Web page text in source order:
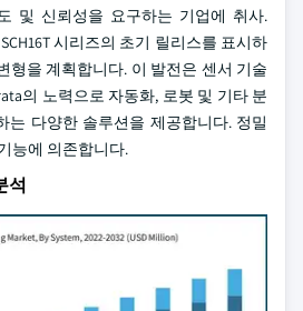
및 신뢰성을 요구하는 기업에 취사.
SCH16T 시리즈의 초기 릴리스를 표시하
형을 계획합니다. 이 발전은 센서 기술
의 노력으로 자동화, 로봇 및 기타 분
는 다양한 솔루션을 제공합니다. 정밀
능에 의존합니다.
석